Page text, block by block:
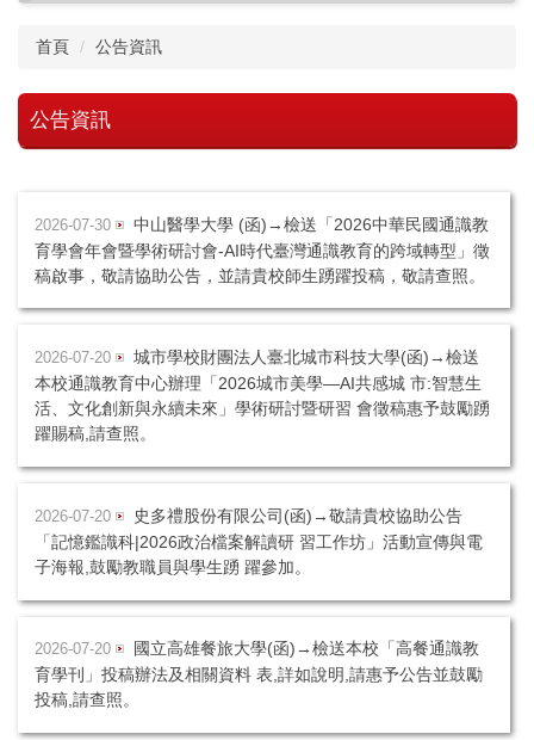
首頁 公告資訊
公告資訊
2026-07-30
中山醫學大學 (函)→檢送「2026中華民國通識教
育學會年會暨學術研討會-AI時代臺灣通識教育的跨域轉型」徵
稿啟事，敬請協助公告，並請貴校師生踴躍投稿，敬請查照。
2026-07-20
城市學校財團法人臺北城市科技大學(函)→檢送
本校通識教育中心辦理「2026城市美學—AI共感城 市:智慧生
活、文化創新與永續未來」學術研討暨研習 會徵稿惠予鼓勵踴
躍賜稿,請查照。
2026-07-20
史多禮股份有限公司(函)→敬請貴校協助公告
「記憶鑑識科|2026政治檔案解讀研 習工作坊」活動宣傳與電
子海報,鼓勵教職員與學生踴 躍參加。
2026-07-20
國立高雄餐旅大學(函)→檢送本校「高餐通識教
育學刊」投稿辦法及相關資料 表,詳如說明,請惠予公告並鼓勵
投稿,請查照。